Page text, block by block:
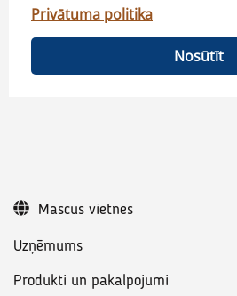
Privātuma politika
Nosūtīt
Uzņēmums
Produkti un pakalpojumi
Mascus vietnes